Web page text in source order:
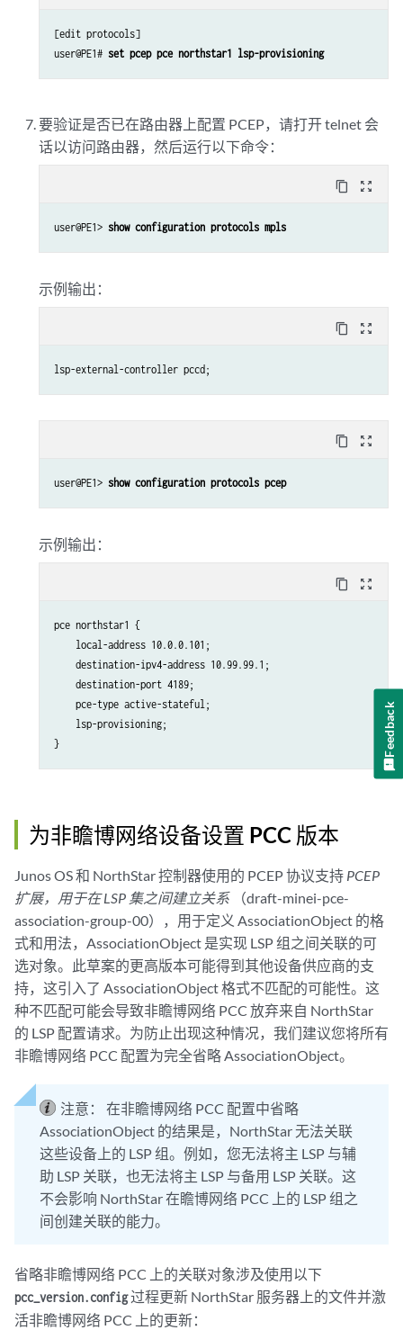
[edit protocols]
user@PE1# set pcep pce northstar1 lsp-provisioning
要验证是否已在路由器上配置 PCEP，请打开 telnet 会
话以访问路由器，然后运行以下命令：
content_copy zoom_out_map
user@PE1> show configuration protocols mpls
示例输出：
content_copy zoom_out_map
content_copy zoom_out_map
user@PE1> show configuration protocols pcep
示例输出：
content_copy zoom_out_map
pce northstar1 {
    local-address 10.0.0.101;
    destination-ipv4-address 10.99.99.1;
    destination-port 4189;
    pce-type active-stateful;
    lsp-provisioning;
为非瞻博网络设备设置 PCC 版本
Junos OS 和 NorthStar 控制器使用的 PCEP 协议支持 PCEP
扩展，用于在 LSP 集之间建立关系（draft-minei-pce-
association-group-00），用于定义 AssociationObject 的格
式和用法，AssociationObject 是实现 LSP 组之间关联的可
选对象。此草案的更高版本可能得到其他设备供应商的支
持，这引入了 AssociationObject 格式不匹配的可能性。这
种不匹配可能会导致非瞻博网络 PCC 放弃来自 NorthStar
的 LSP 配置请求。为防止出现这种情况，我们建议您将所有
非瞻博网络 PCC 配置为完全省略 AssociationObject。
注意：
在非瞻博网络 PCC 配置中省略
AssociationObject 的结果是，NorthStar 无法关联
这些设备上的 LSP 组。例如，您无法将主 LSP 与辅
助 LSP 关联，也无法将主 LSP 与备用 LSP 关联。这
不会影响 NorthStar 在瞻博网络 PCC 上的 LSP 组之
间创建关联的能力。
省略非瞻博网络 PCC 上的关联对象涉及使用以下
pcc_version.config过程更新 NorthStar 服务器上的文件并激
活非瞻博网络 PCC 上的更新：
Feedback